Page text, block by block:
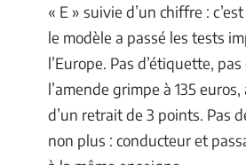
« E » suivie d’un chiffre :
le modèle a passé les tests
l’Europe. Pas d’étiquette,
l’amende grimpe à 135
d’un retrait de 3 points. Pas
non plus : conducteur et